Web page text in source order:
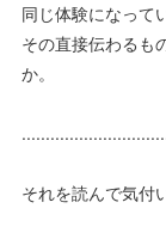
同じ体験になって
その直接伝わるも
か。
それを読んで気付